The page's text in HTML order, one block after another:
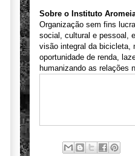
Sobre o Instituto
Organização sem fins
social, cultural e pessoal,
visão integral da bicicleta,
oportunidade de renda,
humanizando as relações